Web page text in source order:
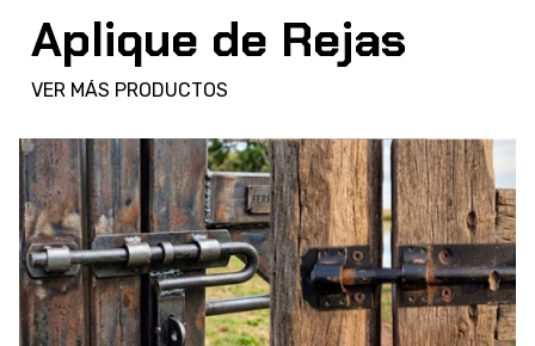
Aplique de Rejas
VER MÁS PRODUCTOS